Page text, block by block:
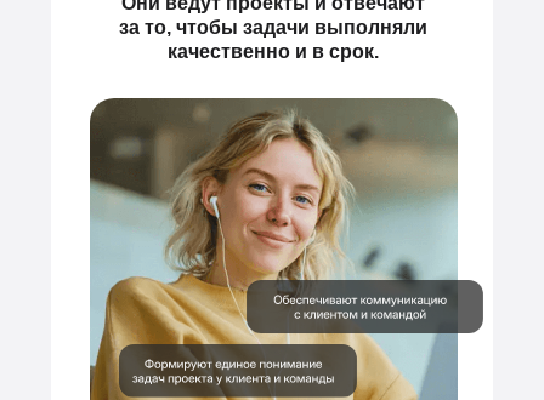
за то, чтобы задачи выполняли
качественно и в срок.